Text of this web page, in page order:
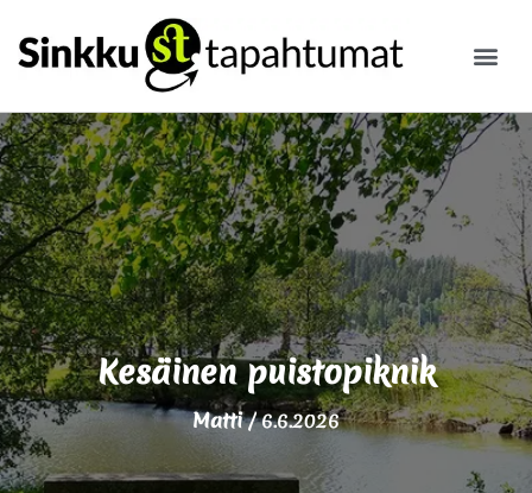
Kesäinen puistopiknik
Matti/6.6.2026